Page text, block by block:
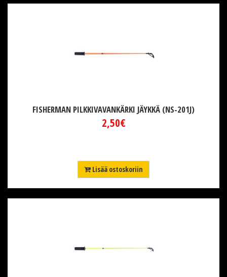
FISHERMAN PILKKIVAVANKÄRKI JÄYKKÄ (NS-201J)
2,50€
Lisää ostoskoriin